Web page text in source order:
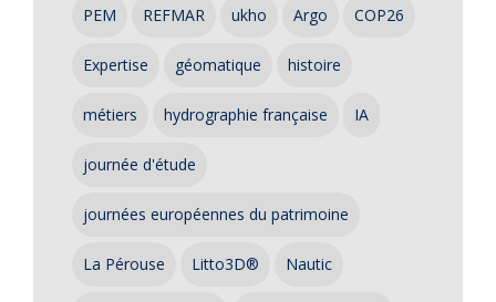
PEM REFMAR ukho Argo COP26
Expertise géomatique histoire
métiers hydrographie française IA
journée d'étude
journées européennes du patrimoine
La Pérouse Litto3D® Nautic